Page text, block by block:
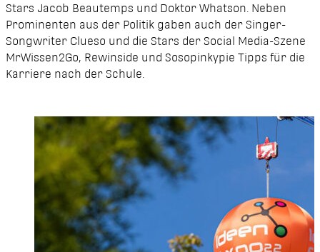
Stars Jacob Beautemps und Doktor Whatson. Neben
Prominenten aus der Politik gaben auch der Singer-
Songwriter Clueso und die Stars der Social Media-Szene
MrWissen2Go, Rewinside und Sosopinkypie Tipps für die
Karriere nach der Schule.